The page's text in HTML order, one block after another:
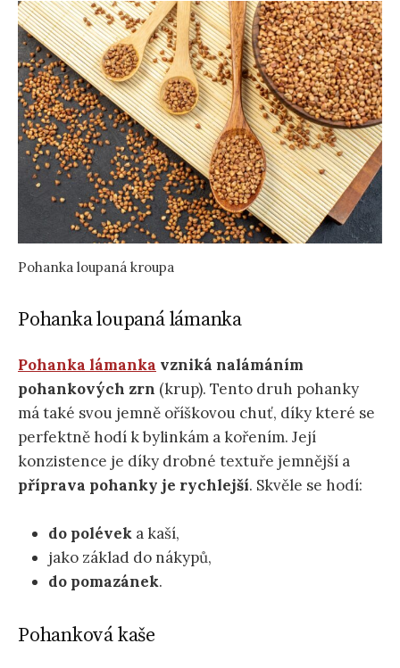
Pohanka loupaná kroupa
Pohanka loupaná lámanka
Pohanka lámanka vzniká nalámáním
pohankových zrn (krup). Tento druh pohanky
má také svou jemně oříškovou chuť, díky které se
perfektně hodí k bylinkám a kořením. Její
konzistence je díky drobné textuře jemnější a
příprava pohanky je rychlejší. Skvěle se hodí:
do polévek a kaší,
jako základ do nákypů,
do pomazánek.
Pohanková kaše